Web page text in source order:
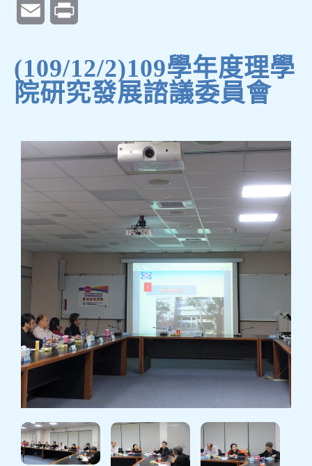
Email
(109/12/2)109學年度理學
院研究發展諮議委員會
109學年度理學院研究發展
諮議委員會